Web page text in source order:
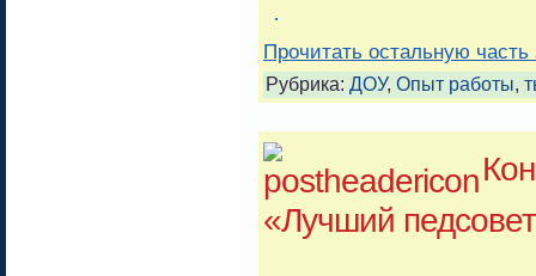
Прочитать остальную часть
Рубрика: ДОУ, Опыт работы,
«Лучший